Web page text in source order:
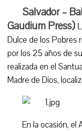
Salvador –
Gaudium Press)
Dulce de los Pobres
por los 25 años de
realizada en el
Madre de Dios,
En la ocasión, el